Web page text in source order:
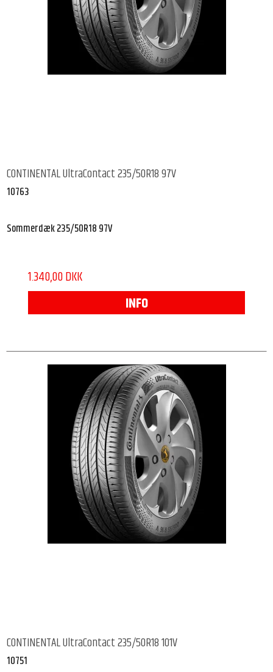
CONTINENTAL UltraContact 235/50R18 97V
10763
Sommerdæk 235/50R18 97V
1.340,00 DKK
INFO
CONTINENTAL UltraContact 235/50R18 101V
10751